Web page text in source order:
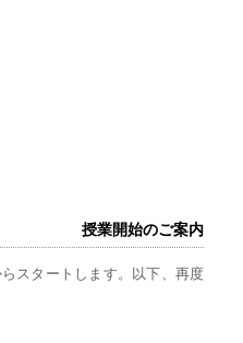
授業開始のご案内
スタートします。以下、再度